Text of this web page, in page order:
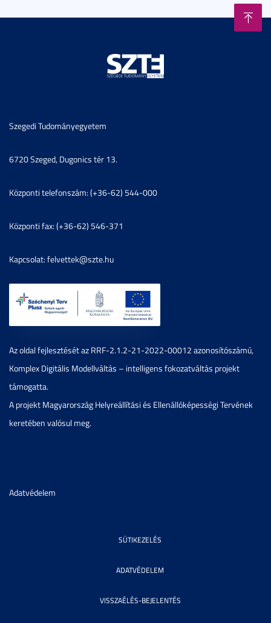
Szegedi Tudományegyetem
6720 Szeged, Dugonics tér 13.
Központi telefonszám: (+36-62) 544-000
Központi fax: (+36-62) 546-371
Kapcsolat: felvettek@szte.hu
Az oldal fejlesztését az RRF-2.1.2-21-2022-00012 azonosítószámú,
Komplex Digitális Modellváltás – intelligens fokozatváltás projekt
támogatta.
A projekt Magyarország Helyreállítási és Ellenállóképességi Tervének
keretében valósul meg.
Adatvédelem
SÜTIKEZELÉS
ADATVÉDELEM
VISSZAÉLÉS-BEJELENTÉS